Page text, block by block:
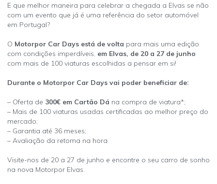
E que melhor maneira para celebrar a chegada a Elvas se não
com um evento que já é uma referência do setor automóvel
em Portugal?
O Motorpor Car Days está de volta para mais uma edição
com condições imperdíveis, em Elvas, de 20 a 27 de junho
com mais de 100 viaturas escolhidas a pensar em si!
Durante o Motorpor Car Days vai poder beneficiar de:
– Oferta de 300€ em Cartão Dá na compra de viatura*;
– Mais de 100 viaturas usadas certificadas ao melhor preço do
mercado;
– Garantia até 36 meses;
– Avaliação da retoma na hora.
Visite-nos de 20 a 27 de junho e encontre o seu carro de sonho
na nova Motorpor Elvas.